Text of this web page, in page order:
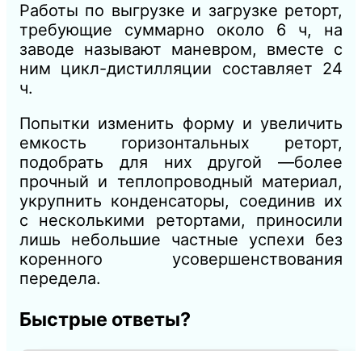
Работы по выгрузке и загрузке реторт,
требующие суммарно около 6 ч, на
заводе называют маневром, вместе с
ним цикл-дистилляции составляет 24
ч.
Попытки изменить форму и увеличить
емкость горизонтальных реторт,
подобрать для них другой —более
прочный и теплопроводный материал,
укрупнить конденсаторы, соединив их
с несколькими ретортами, приносили
лишь небольшие частные успехи без
коренного усовершенствования
передела.
Быстрые ответы?